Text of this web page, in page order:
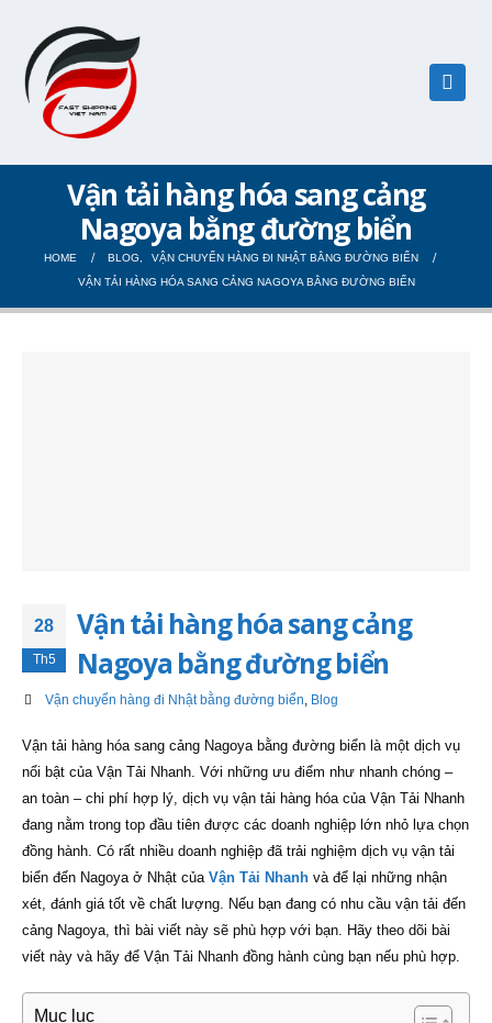
Vận tải hàng hóa sang cảng
Nagoya bằng đường biển
HOME BLOG
VẬN CHUYỂN HÀNG ĐI NHẬT BẰNG ĐƯỜNG BIỂN
VẬN TẢI HÀNG HÓA SANG CẢNG NAGOYA BẰNG ĐƯỜNG BIỂN
28
Th5
Vận tải hàng hóa sang cảng
Nagoya bằng đường biển
Vận chuyển hàng đi Nhật bằng đường biển Blog
Vận tải hàng hóa sang cảng Nagoya bằng đường biển là một dịch vụ
nổi bật của Vận Tải Nhanh. Với những ưu điểm như nhanh chóng –
an toàn – chi phí hợp lý, dịch vụ vận tải hàng hóa của Vận Tải Nhanh
đang nằm trong top đầu tiên được các doanh nghiệp lớn nhỏ lựa chọn
đồng hành. Có rất nhiều doanh nghiệp đã trải nghiệm dịch vụ vận tải
biển đến Nagoya ở Nhật của Vận Tải Nhanh và để lại những nhận
xét, đánh giá tốt về chất lượng. Nếu bạn đang có nhu cầu vận tải đến
cảng Nagoya, thì bài viết này sẽ phù hợp với bạn. Hãy theo dõi bài
viết này và hãy để Vận Tải Nhanh đồng hành cùng bạn nếu phù hợp.
Mục lục